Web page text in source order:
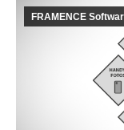
FRAMENCE